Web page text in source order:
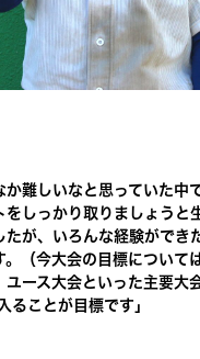
か難しいなと思っていた
しっかり取りましょうと
が、いろんな経験ができ
。（今大会の目標について
ース大会といった主要大
ることが目標です」